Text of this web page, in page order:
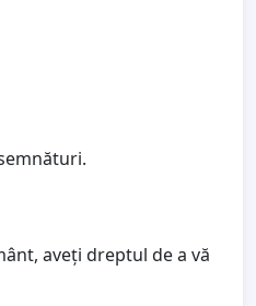
aveți dreptul de a vă